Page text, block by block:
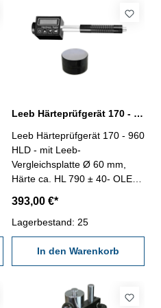
Leeb Härteprüfgerät 170 - 960 HLD mit Vergleichsplatte
Leeb Härteprüfgerät 170 - 960
HLD - mit Leeb-
Vergleichsplatte Ø 60 mm,
Härte ca. HL 790 ± 40- OLED-
Einwirkung von Sonnenlicht-
hohe Genauigkeit ± 0,5%
(HLD = 800) und hohe
Wiederholgenauigkeit von
0,8%- Anzeige von Härtegrad
HRB- Speicherung von bis zu
393,00 €*
Lagerbestand: 25
In den Warenkorb